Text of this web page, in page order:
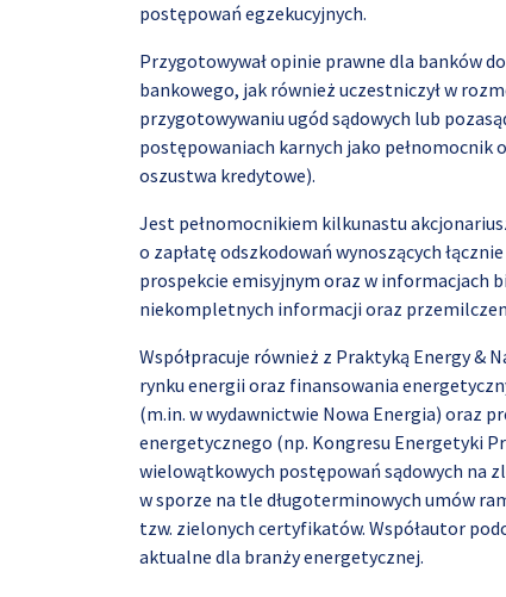
postępowań egzekucyjnych.
Przygotowywał opinie prawne dla banków
bankowego, jak również uczestniczył w
przygotowywaniu ugód sądowych lub
postępowaniach karnych jako pełnomocnik
oszustwa kredytowe).
Jest pełnomocnikiem kilkunastu
o zapłatę odszkodowań wynoszących
prospekcie emisyjnym oraz w informacjach
niekompletnych informacji oraz
Współpracuje również z Praktyką Energy &
rynku energii oraz finansowania
(m.in. w wydawnictwie Nowa Energia) oraz
energetycznego (np. Kongresu Energetyki
wielowątkowych postępowań sądowych na
w sporze na tle długoterminowych umów
tzw. zielonych certyfikatów. Współautor
aktualne dla branży energetycznej.